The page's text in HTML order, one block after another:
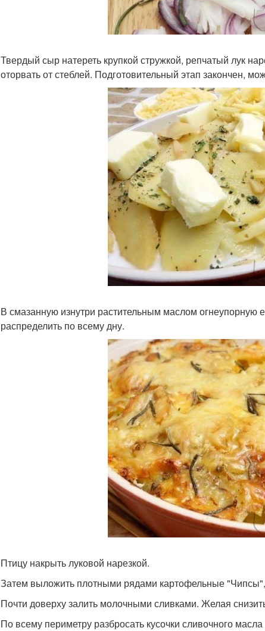
Твердый сыр натереть крупкой стружкой, репчатый лук
оторвать от стеблей. Подготовительный этап закончен,
В смазанную изнутри растительным маслом
распределить по всему дну.
Птицу накрыть луковой нарезкой.
Затем выложить плотными рядами картофельные
Почти доверху залить молочными сливками. Желая
По всему периметру разбросать кусочки сливочного